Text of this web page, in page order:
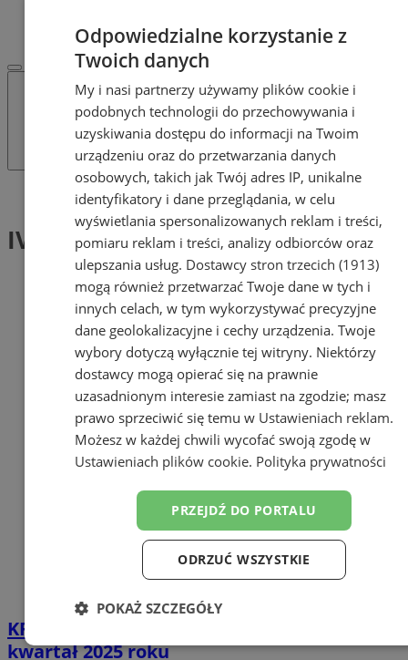
WSPÓŁPRACA
Tag: IV kwartał 2025
IV kwartał 2025 (1)
KRUS ogłosił wysokość składek na IV
kwartał 2025 roku
Odpowiedzialne korzystanie z
Twoich danych
My i nasi partnerzy używamy plików cookie i
podobnych technologii do przechowywania i
uzyskiwania dostępu do informacji na Twoim
urządzeniu oraz do przetwarzania danych
osobowych, takich jak Twój adres IP, unikalne
identyfikatory i dane przeglądania, w celu
wyświetlania spersonalizowanych reklam i treści,
pomiaru reklam i treści, analizy odbiorców oraz
ulepszania usług. Dostawcy stron trzecich (1913)
mogą również przetwarzać Twoje dane w tych i
innych celach, w tym wykorzystywać precyzyjne
dane geolokalizacyjne i cechy urządzenia. Twoje
wybory dotyczą wyłącznie tej witryny. Niektórzy
dostawcy mogą opierać się na prawnie
uzasadnionym interesie zamiast na zgodzie; masz
prawo sprzeciwić się temu w Ustawieniach reklam.
Możesz w każdej chwili wycofać swoją zgodę w
Ustawieniach plików cookie. Polityka prywatności
PRZEJDŹ DO PORTALU
ODRZUĆ WSZYSTKIE
POKAŻ SZCZEGÓŁY
Niezbędne Wydajność Targetowanie